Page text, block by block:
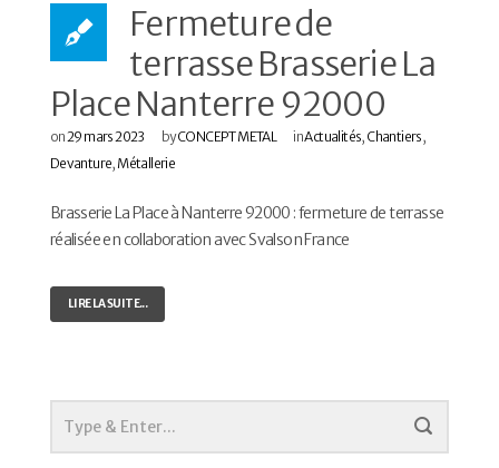
Fermeture de
terrasse Brasserie La
Place Nanterre 92000
on29 mars 2023 byCONCEPT METAL inActualités, Chantiers,
Devanture, Métallerie
Brasserie La Place à Nanterre 92000 : fermeture de terrasse
réalisée en collaboration avec Svalson France
LIRE LA SUITE...